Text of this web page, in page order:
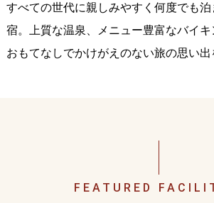
すべての世代に親しみやすく何度でも
宿。上質な温泉、メニュー豊富なバイ
おもてなしでかけがえのない旅の思い出
FEATURED